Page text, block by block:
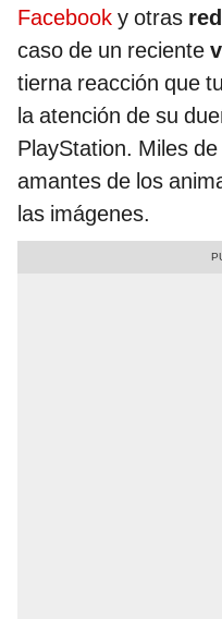
Facebook y otras
caso de un reciente
tierna reacción que
la atención de su
PlayStation. Miles
amantes de los
las imágenes.